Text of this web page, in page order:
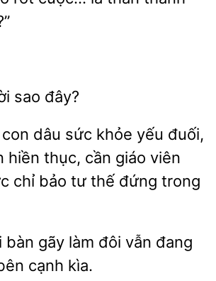
đây?
dâu sức khỏe yếu đuối,
hiền thục,
giáo viên
chỉ bảo tư thế đứng trong
bàn gãy
vẫn đang
cạnh kìa.